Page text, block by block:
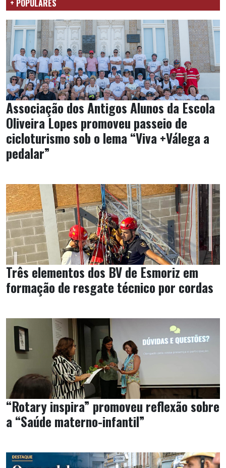
+ POPULARES
Associação dos Antigos Alunos da Escola
Oliveira Lopes promoveu passeio de
cicloturismo sob o lema “Viva +Válega a
pedalar”
Três elementos dos BV de Esmoriz em
formação de resgate técnico por cordas
“Rotary inspira” promoveu reflexão sobre
a “Saúde materno-infantil”